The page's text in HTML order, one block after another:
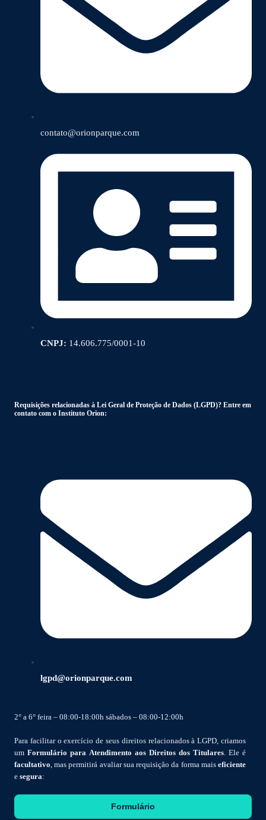
contato@orionparque.com
CNPJ: 14.606.775/0001-10
Requisições relacionadas à Lei Geral de Proteção de Dados (LGPD)? Entre em
contato com o Instituto Orion:
lgpd@orionparque.com
2° a 6° feira – 08:00-18:00h sábados – 08:00-12:00h
Para facilitar o exercício de seus direitos relacionados à LGPD, criamos
um Formulário para Atendimento aos Direitos dos Titulares . Ele é
facultativo , mas permitirá avaliar sua requisição da forma mais eficiente
e segura:
Formulário